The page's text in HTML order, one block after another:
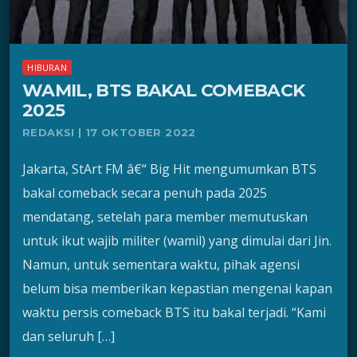
HIBURAN
WAMIL, BTS BAKAL COMEBACK
2025
REDAKSI | 17 OKTOBER 2022
Jakarta, StArt FM â€“ Big Hit mengumumkan BTS
bakal comeback secara penuh pada 2025
mendatang, setelah para member memutuskan
untuk ikut wajib militer (wamil) yang dimulai dari Jin.
Namun, untuk sementara waktu, pihak agensi
belum bisa memberikan kepastian mengenai kapan
waktu persis comeback BTS itu bakal terjadi. “Kami
dan seluruh […]